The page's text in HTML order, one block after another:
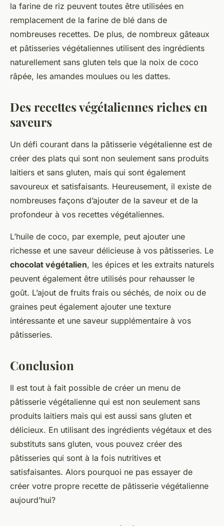
la farine de riz peuvent toutes être utilisées en
remplacement de la farine de blé dans de
nombreuses recettes. De plus, de nombreux gâteaux
et pâtisseries végétaliennes utilisent des ingrédients
naturellement sans gluten tels que la noix de coco
râpée, les amandes moulues ou les dattes.
Des recettes végétaliennes riches en
saveurs
Un défi courant dans la pâtisserie végétalienne est de
créer des plats qui sont non seulement sans produits
laitiers et sans gluten, mais qui sont également
savoureux et satisfaisants. Heureusement, il existe de
nombreuses façons d’ajouter de la saveur et de la
profondeur à vos recettes végétaliennes.
L’huile de coco, par exemple, peut ajouter une
richesse et une saveur délicieuse à vos pâtisseries. Le
chocolat végétalien, les épices et les extraits naturels
peuvent également être utilisés pour rehausser le
goût. L’ajout de fruits frais ou séchés, de noix ou de
graines peut également ajouter une texture
intéressante et une saveur supplémentaire à vos
pâtisseries.
Conclusion
Il est tout à fait possible de créer un menu de
pâtisserie végétalienne qui est non seulement sans
produits laitiers mais qui est aussi sans gluten et
délicieux. En utilisant des ingrédients végétaux et des
substituts sans gluten, vous pouvez créer des
pâtisseries qui sont à la fois nutritives et
satisfaisantes. Alors pourquoi ne pas essayer de
créer votre propre recette de pâtisserie végétalienne
aujourd’hui?